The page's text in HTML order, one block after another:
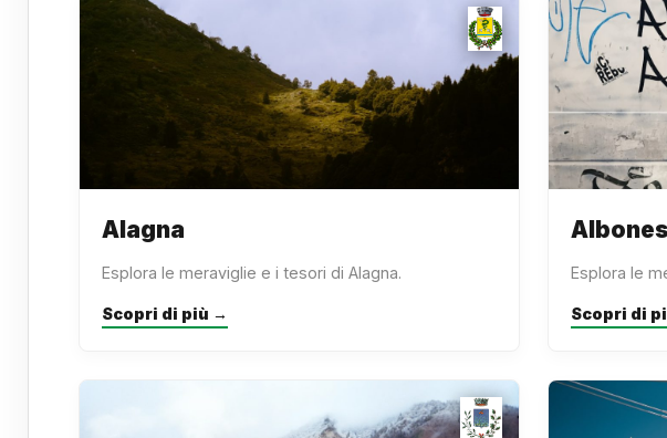
Alagna
Esplora le meraviglie e i tesori di Alagna.
Scopri di più →
Esplora le
Scopri di